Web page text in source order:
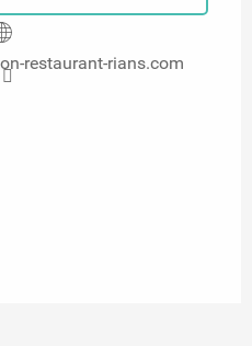
restaurant-rians.com